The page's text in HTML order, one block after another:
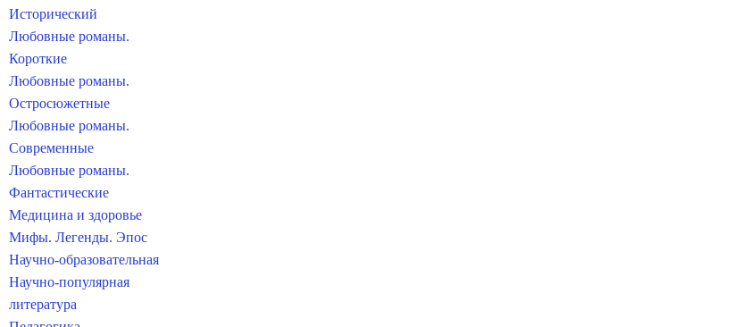
Исторический
Любовные романы.
Короткие
Любовные романы.
Остросюжетные
Любовные романы.
Современные
Любовные романы.
Фантастические
Медицина и здоровье
Мифы. Легенды. Эпос
Научно-образовательная
Научно-популярная
литература